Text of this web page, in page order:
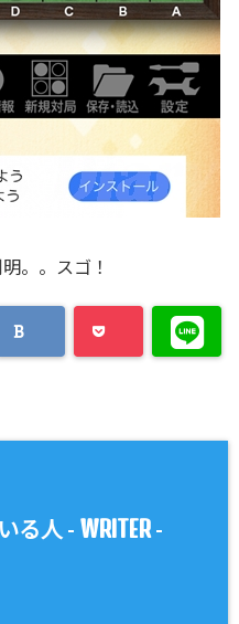
。。スゴ！
る人 - WRITER -